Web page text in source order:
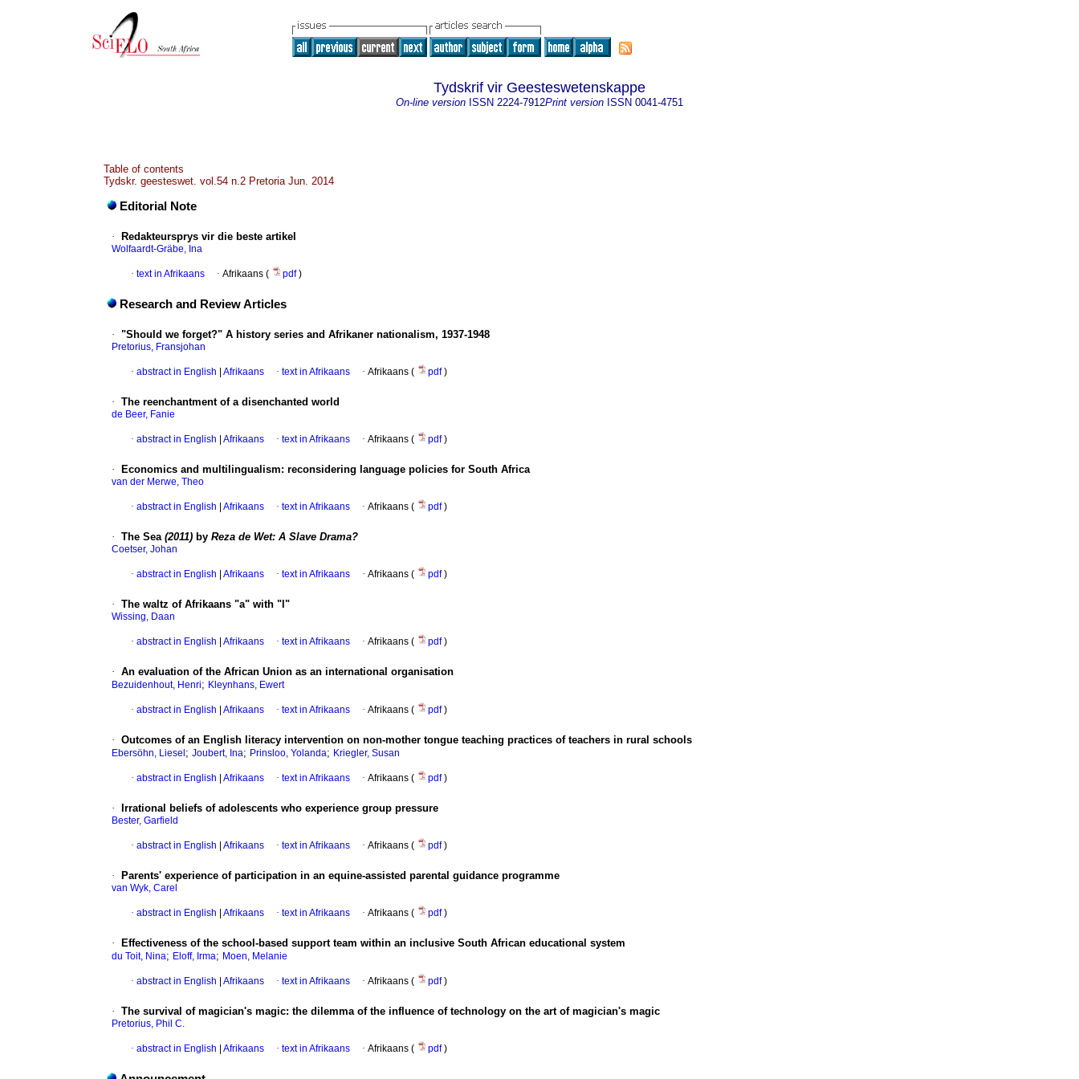
Tydskrif vir Geesteswetenskappe
On-line version ISSN 2224-7912Print version ISSN 0041-4751
Table of contents
Tydskr. geesteswet. vol.54 n.2 Pretoria Jun. 2014
Editorial Note
· Redakteursprys vir die beste artikel
Wolfaardt-Gräbe, Ina
· text in Afrikaans · Afrikaans ( pdf)
Research and Review Articles
· "Should we forget?" A history series and Afrikaner nationalism, 1937-1948
Pretorius, Fransjohan
· abstract in English Afrikaans · text in Afrikaans · Afrikaans ( pdf)
· The reenchantment of a disenchanted world
de Beer, Fanie
· abstract in English Afrikaans · text in Afrikaans · Afrikaans ( pdf)
· Economics and multilingualism: reconsidering language policies for South Africa
van der Merwe, Theo
· abstract in English Afrikaans · text in Afrikaans · Afrikaans ( pdf)
· The Sea (2011) by Reza de Wet: A Slave Drama?
Coetser, Johan
· abstract in English Afrikaans · text in Afrikaans · Afrikaans ( pdf)
· The waltz of Afrikaans "a" with "l"
Wissing, Daan
· abstract in English Afrikaans · text in Afrikaans · Afrikaans ( pdf)
· An evaluation of the African Union as an international organisation
Bezuidenhout, Henri; Kleynhans, Ewert
· abstract in English Afrikaans · text in Afrikaans · Afrikaans ( pdf)
· Outcomes of an English literacy intervention on non-mother tongue teaching practices of teachers in rural schools
Ebersöhn, Liesel ; Joubert, Ina; Prinsloo, Yolanda; Kriegler, Susan
· abstract in English Afrikaans · text in Afrikaans · Afrikaans ( pdf)
· Irrational beliefs of adolescents who experience group pressure
Bester, Garfield
· abstract in English Afrikaans · text in Afrikaans · Afrikaans ( pdf)
· Parents' experience of participation in an equine-assisted parental guidance programme
van Wyk, Carel
· abstract in English Afrikaans · text in Afrikaans · Afrikaans ( pdf)
· Effectiveness of the school-based support team within an inclusive South African educational system
du Toit, Nina; Eloff, Irma; Moen, Melanie
· abstract in English Afrikaans · text in Afrikaans · Afrikaans ( pdf)
· The survival of magician's magic: the dilemma of the influence of technology on the art of magician's magic
Pretorius, Phil C.
· abstract in English Afrikaans · text in Afrikaans · Afrikaans ( pdf)